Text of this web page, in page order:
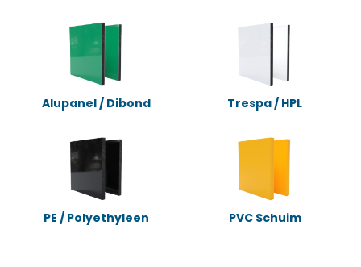
Alupanel / Dibond Trespa / HPL
PE / Polyethyleen PVC Schuim